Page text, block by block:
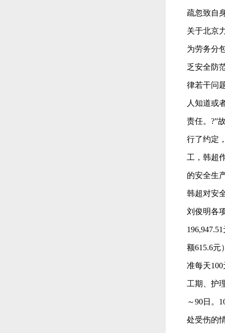
疏忽致自
关于北京
为劳务分
乏安全防
律若干问
人知道或
责任。?”
行了约定
工，韩超
的安全生
韩超对安
刘俊明各
额615.6元
准每天
工期、护
～90日。
处受伤的